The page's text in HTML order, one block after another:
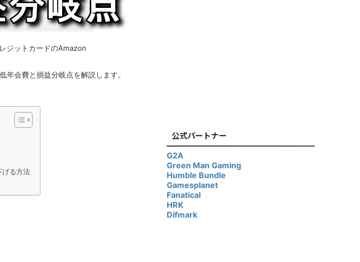
ジットカードのAmazon
会費と損益分岐点を解説します。
る方法
公式パートナー
G2A
Green Man Gaming
Humble Bundle
Gamesplanet
Fanatical
HRK
Difmark